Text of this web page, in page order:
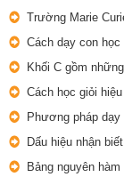
Trường Marie
Cách dạy con học
Khối C gồm
Cách học giỏi
Phương pháp
Dấu hiệu nhận
Bảng nguyên